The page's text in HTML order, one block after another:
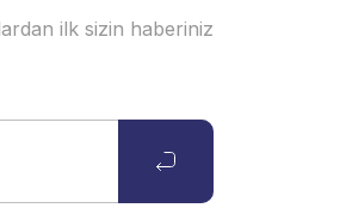
ilk sizin haberiniz